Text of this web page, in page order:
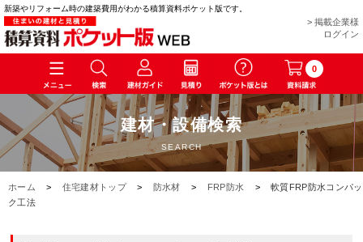
新築やリフォーム時の建築費用がわかる積算資料ポケット版です。
> 掲載企業様
ログイン
0
建材・設備検索
SEARCH
ホーム > 住宅建材トップ > 防水材 > FRP防水 >
軟質FRP防水コンパッ
ク工法